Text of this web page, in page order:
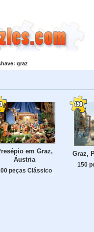
graz
em Graz,
Áustria
peças Clássico
Graz,
150